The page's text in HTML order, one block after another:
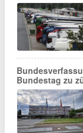
Bundestag zu